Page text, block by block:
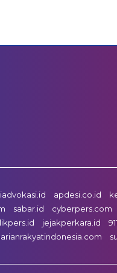
apdesi.co.id
sabar.id cyberpers.com
jejakperkara.id